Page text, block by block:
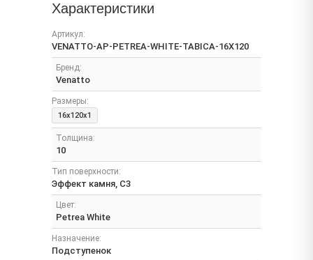
Характеристики
Артикул:
VENATTO-AP-PETREA-WHITE-TABICA-16X120
Бренд:
Venatto
Размеры:
16x120x1
Толщина:
10
Тип поверхности:
Эффект камня, C3
Цвет:
Petrea White
Назначение:
Подступенок